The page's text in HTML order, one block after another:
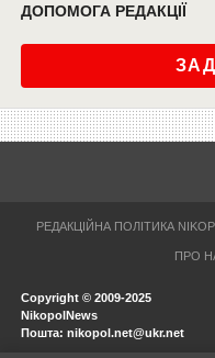
ДОПОМОГА РЕДАКЦІЇ
РЕДАКЦІЙНА ПОЛІТИКА
ПРО
Copyright © 2009-2025
NikopolNews
Пошта: nikopol.net@ukr.net